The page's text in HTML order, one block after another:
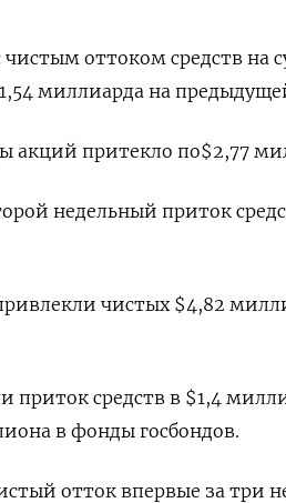
оттоком средств на
миллиарда на
акций притекло по$2,77
недельный приток
чистых $4,82
средств в $1,4
в фонды госбондов.
отток впервые за три